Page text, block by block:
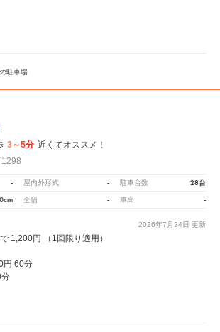
駐車場
3～5分 近くてオススメ！
- 屋内外形式 - 駐車台数 28台
全幅 - 車高 -
2026年7月24日 更新
1,200円 （1回限り適用）
円 60分